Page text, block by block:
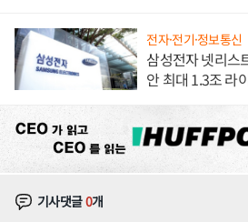
전자·전기·정보통신
삼성전자 넷리스
안 최대 1.3조 라
기사댓글0개